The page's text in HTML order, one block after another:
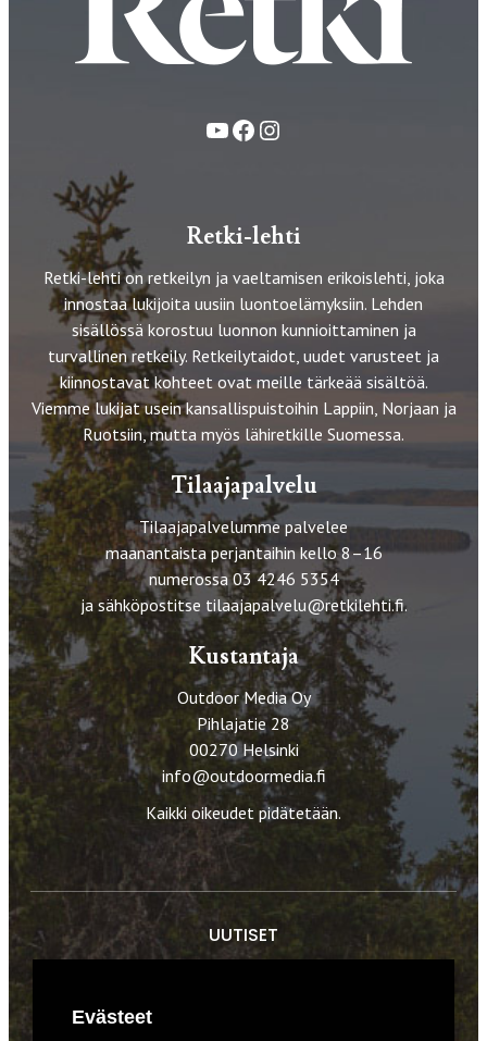
YouTube
FacebookInstagram
Retki-lehti
Retki-lehti on retkeilyn ja vaeltamisen erikoislehti, joka
innostaa lukijoita uusiin luontoelämyksiin. Lehden
sisällössä korostuu luonnon kunnioittaminen ja
turvallinen retkeily. Retkeilytaidot, uudet varusteet ja
kiinnostavat kohteet ovat meille tärkeää sisältöä.
Viemme lukijat usein kansallispuistoihin Lappiin, Norjaan ja
Ruotsiin, mutta myös lähiretkille Suomessa.
Tilaajapalvelu
Tilaajapalvelumme palvelee
maanantaista perjantaihin kello 8–16
numerossa 03 4246 5354
ja sähköpostitse tilaajapalvelu@retkilehti.fi.
Kustantaja
Outdoor Media Oy
Pihlajatie 28
00270 Helsinki
info@outdoormedia.fi
Kaikki oikeudet pidätetään.
UUTISET
Evästeet